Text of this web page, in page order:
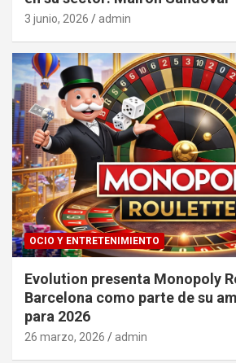
3 junio, 2026 admin
OCIO Y ENTRETENIMIENTO
Evolution presenta Monopoly
Barcelona como parte de su
para 2026
26 marzo, 2026 admin